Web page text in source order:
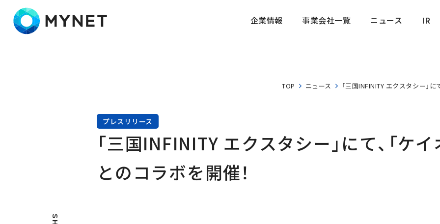
企業情報
事業会社一覧
ニュース
IR
TOP ニュース 「三国INFINITY エクスタシー」に
プレスリリース
「三国INFINITY エクスタシー」にて、「ケ
とのコラボを開催！